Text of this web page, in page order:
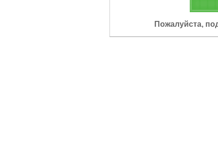
Пожалуйста,